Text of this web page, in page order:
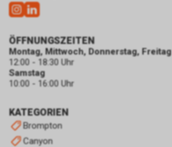
KATEGORIEN
Brompton
Canyon
ÖFFNUNGSZEITEN
Montag, Mittwoch, Donnerstag, Freitag
12:00 - 18:30 Uhr
Samstag
10:00 - 16:00 Uhr